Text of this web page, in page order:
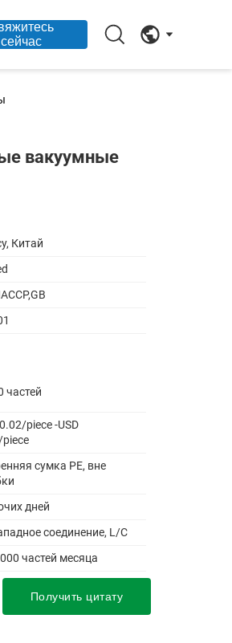
сейчас
вакуумные
Китай
частей
piece -USD
сумка PE, вне
дней
соединение, L/C
частей месяца
Получить цитату